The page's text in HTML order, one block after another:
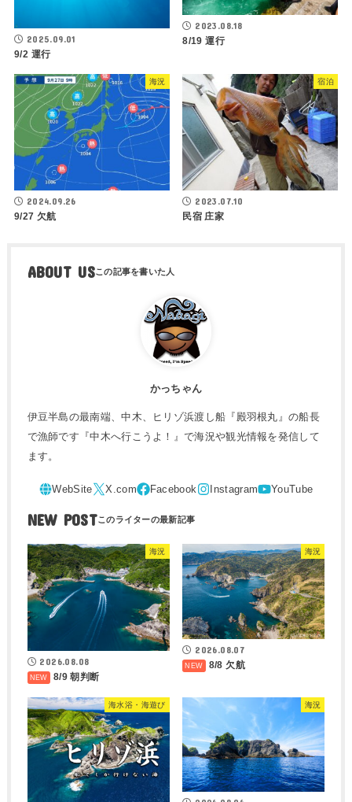
2025.09.01
9/2 運行
2023.08.18
8/19 運行
海況
2024.09.26
9/27 欠航
宿泊
2023.07.10
民宿 庄家
ABOUT US
かっちゃん
伊豆半島の最南端、中木、ヒリゾ浜渡し船『殿羽根丸』の船長
で漁師です『中木へ行こうよ！』で海況や観光情報を発信して
ます。
NEW POST
海況
2026.08.08
8/9 朝判断
海況
2026.08.07
8/8 欠航
海水浴・海遊び 海況